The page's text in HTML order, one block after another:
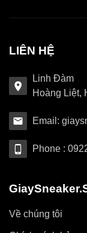
LIÊN HỆ
Linh Đàm
Hoàng Liệt,
Email:
Phone :
Về chúng tôi